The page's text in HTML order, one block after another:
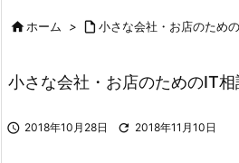
ホーム >  小さな会社・お店のため
小さな会社・お店のためのIT相
 2018年10月28日  2018年11月10日